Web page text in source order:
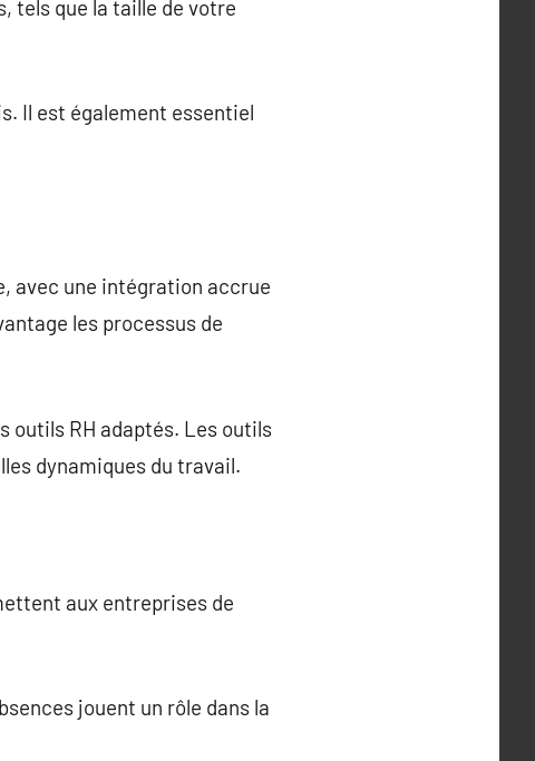
tels que la taille de votre
Il est également essentiel
avec une intégration accrue
les processus de
outils RH adaptés. Les outils
dynamiques du travail.
aux entreprises de
jouent un rôle dans la